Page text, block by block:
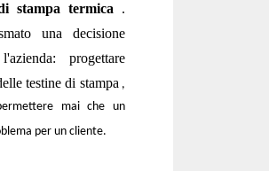
stampa termica
.
una decisione
progettare
testine di stampa,
mai che un
per un cliente.